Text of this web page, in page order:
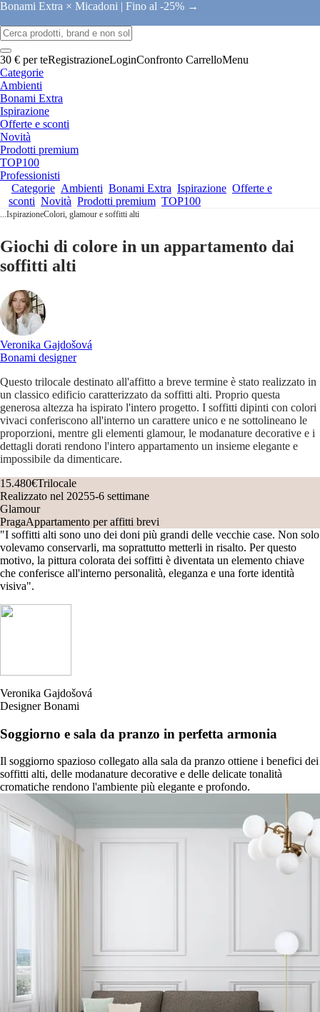
Bonami Extra × Micadoni | Fino al -25% →
30 € per teRegistrazioneLoginConfronto CarrelloMenu
Categorie
Ambienti
Bonami Extra
Ispirazione
Offerte e sconti
Novità
Prodotti premium
TOP100
Professionisti
Categorie Ambienti Bonami Extra Ispirazione Offerte e
sconti Novità Prodotti premium TOP100
...IspirazioneColori, glamour e soffitti alti
Giochi di colore in un appartamento dai
soffitti alti
Veronika Gajdošová
Bonami designer
Questo trilocale destinato all'affitto a breve termine è stato realizzato in
un classico edificio caratterizzato da soffitti alti. Proprio questa
generosa altezza ha ispirato l'intero progetto. I soffitti dipinti con colori
vivaci conferiscono all'interno un carattere unico e ne sottolineano le
proporzioni, mentre gli elementi glamour, le modanature decorative e i
dettagli dorati rendono l'intero appartamento un insieme elegante e
impossibile da dimenticare.
15.480€Trilocale
Realizzato nel 20255-6 settimane
Glamour
PragaAppartamento per affitti brevi
"I soffitti alti sono uno dei doni più grandi delle vecchie case. Non solo
volevamo conservarli, ma soprattutto metterli in risalto. Per questo
motivo, la pittura colorata dei soffitti è diventata un elemento chiave
che conferisce all'interno personalità, eleganza e una forte identità
visiva".
Veronika Gajdošová
Designer Bonami
Soggiorno e sala da pranzo in perfetta armonia
Il soggiorno spazioso collegato alla sala da pranzo ottiene i benefici dei
soffitti alti, delle modanature decorative e delle delicate tonalità
cromatiche rendono l'ambiente più elegante e profondo.